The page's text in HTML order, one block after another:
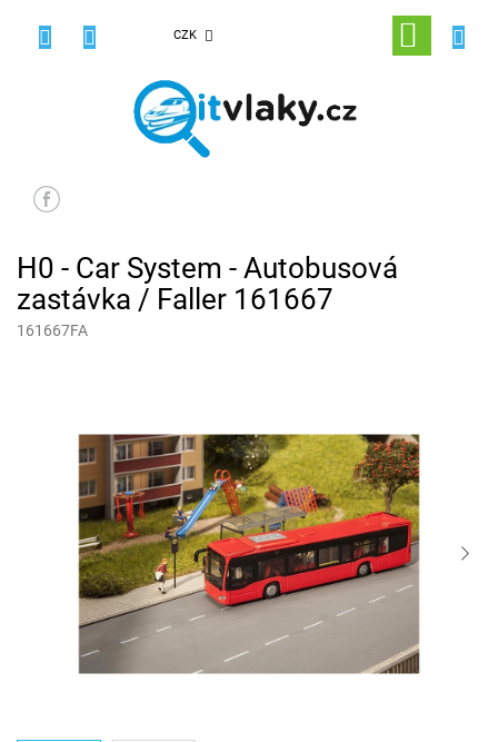
CZK
NÁKUPNÍ
KOŠÍK
H0 - Car System - Autobusová
zastávka / Faller 161667
161667FA